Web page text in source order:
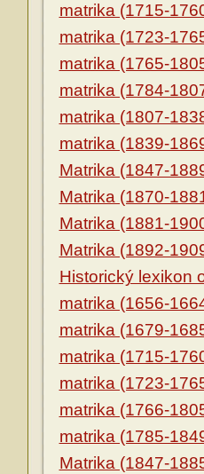
matrika (1715-
matrika (1723-
matrika (1765-
matrika (1784-
matrika (1807-
matrika (1839-
Matrika (1847-
Matrika (1870-
Matrika (1881-
Matrika (1892-
Historický lexikon
matrika (1656-
matrika (1679-
matrika (1715-
matrika (1723-
matrika (1766-
matrika (1785-
Matrika (1847-